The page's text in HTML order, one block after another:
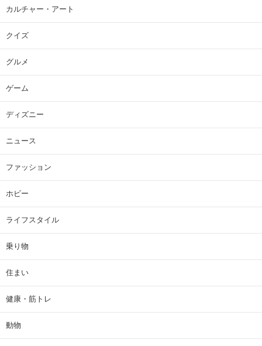
カルチャー・アート
クイズ
グルメ
ゲーム
ディズニー
ニュース
ファッション
ホビー
ライフスタイル
乗り物
住まい
健康・筋トレ
動物